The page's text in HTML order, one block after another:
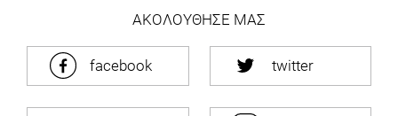
ΑΚΟΛΟΥΘΗΣΕ ΜΑΣ
facebook twitter